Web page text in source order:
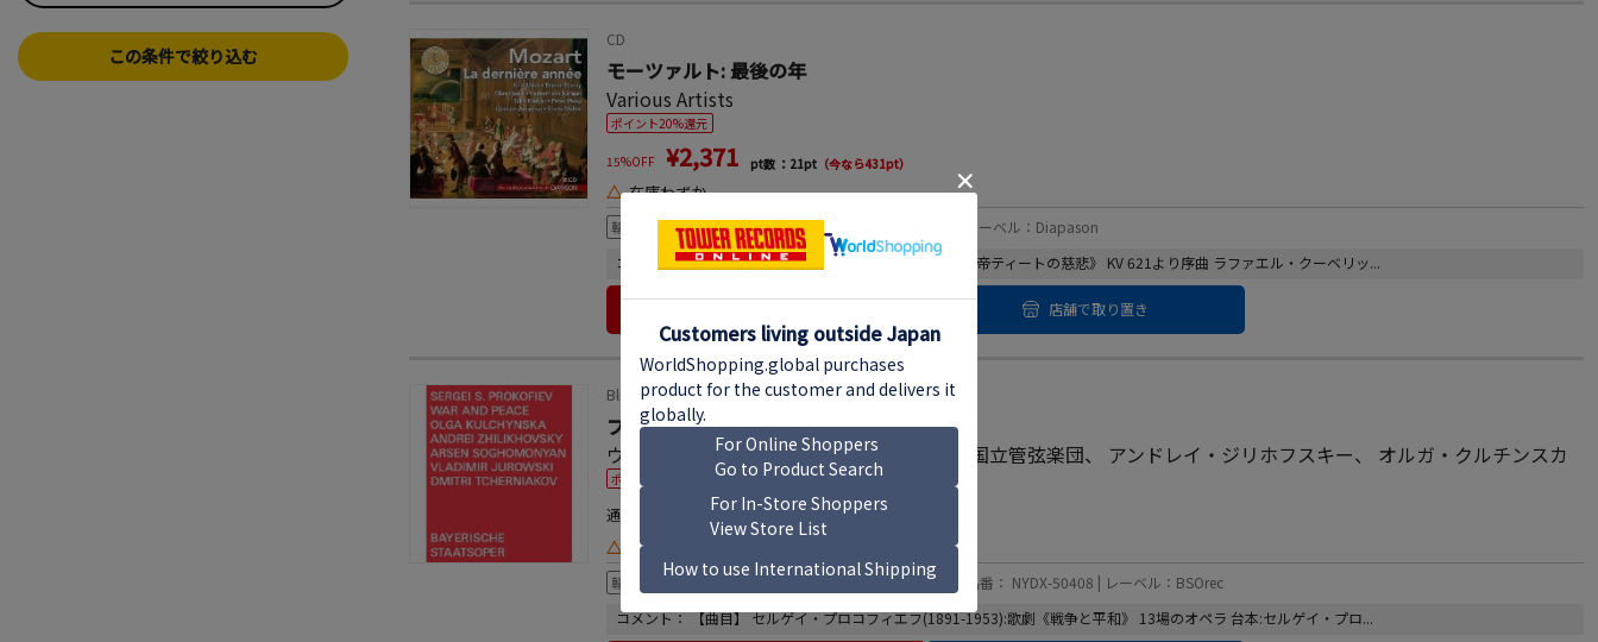
この条件で絞り込む
CD
モーツァルト: 最後の年
Various Artists
ポイント20%還元
15%OFF ¥2,371 pt数 ：21pt （今なら431pt）
△在庫わずか
輸入
発売日：2025年08月08日 | 規格品番： DIAP181 | レーベル：Diapason
コメント： 【曲目】 モーツァルト:最後の年 ―― ・歌劇《皇帝ティートの慈悲》 KV 621より序曲 ラファエル・クーベリッ...
店舗で取り置き
Blu-ray Disc
プロコフィエフ: 歌劇《戦争と平和》
ウラディーミル・ユロフスキ、バイエルン国立管弦楽団、 アンドレイ・ジリホフスキー、 オルガ・クルチンスカ
ポイント20%還元
通常価格 ¥6,050 pt数 ：55pt （今なら1,100pt）
△ 在庫わずか
輸入盤：国内流通仕様 発売日：2025年05月23日 | 規格品番： NYDX-50408 | レーベル：BSOrec
コメント： 【曲目】 セルゲイ・プロコフィエフ(1891-1953):歌劇《戦争と平和》 13場のオペラ 台本:セルゲイ・プロ...